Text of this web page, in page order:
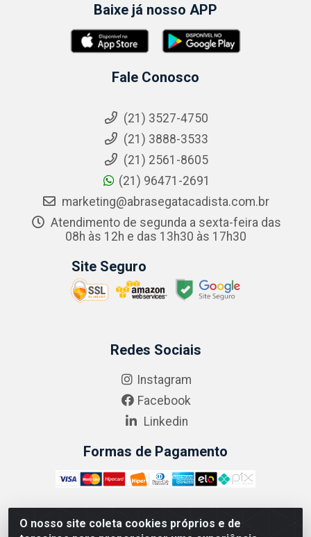
O nosso site coleta cookies próprios e de
Baixe já nosso APP
Fale Conosco
(21) 3527-4750
(21) 3888-3533
(21) 2561-8605
(21) 96471-2691
marketing@abrasegatacadista.com.br
Atendimento de segunda a sexta-feira das
08h às 12h e das 13h30 às 17h30
Site Seguro
Redes Sociais
Instagram
Facebook
Linkedin
Formas de Pagamento
ABRASEG COMÉRCIO ATACADISTA LTDA - CNPJ: